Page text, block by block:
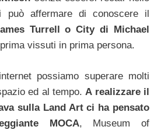
può affermare di conoscere il
Turrell o City di Michael
vissuti in prima persona.
possiamo superare molti
ed al tempo.A realizzare il
sulla Land Art ci ha pensato
MOCA, Museum of